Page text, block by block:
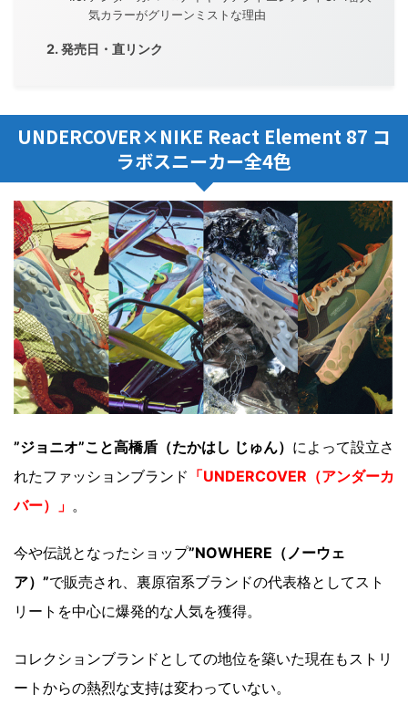
気カラーがグリーンミストな理由
発売日・直リンク
UNDERCOVER×NIKE React Element 87 コ
ラボスニーカー全4色
”ジョニオ”こと高橋盾（たかはし じゅん） によって設立さ
れたファッションブランド 「UNDERCOVER（アンダーカ
バー）」 。
今や伝説となったショップ”NOWHERE（ノーウェ
ア）”で販売され、裏原宿系ブランドの代表格としてスト
リートを中心に爆発的な人気を獲得。
コレクションブランドとしての地位を築いた現在もストリ
ートからの熱烈な支持は変わっていない。